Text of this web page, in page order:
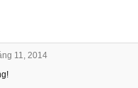
11, 2014